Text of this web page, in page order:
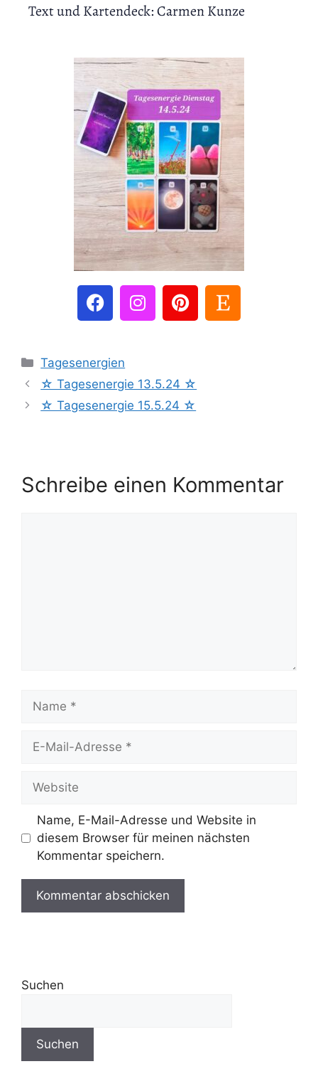
Text und Kartendeck: Carmen Kunze
Tagesenergien
☆ Tagesenergie 13.5.24 ☆
☆ Tagesenergie 15.5.24 ☆
Schreibe einen Kommentar
Name, E-Mail-Adresse und Website in
diesem Browser für meinen nächsten
Kommentar speichern.
Suchen
Suchen